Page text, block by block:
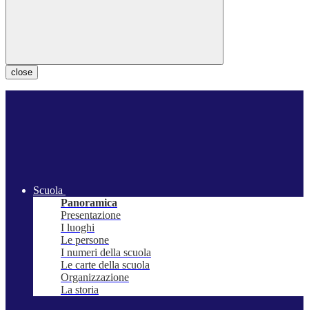
close
Scuola
Panoramica
Presentazione
I luoghi
Le persone
I numeri della scuola
Le carte della scuola
Organizzazione
La storia